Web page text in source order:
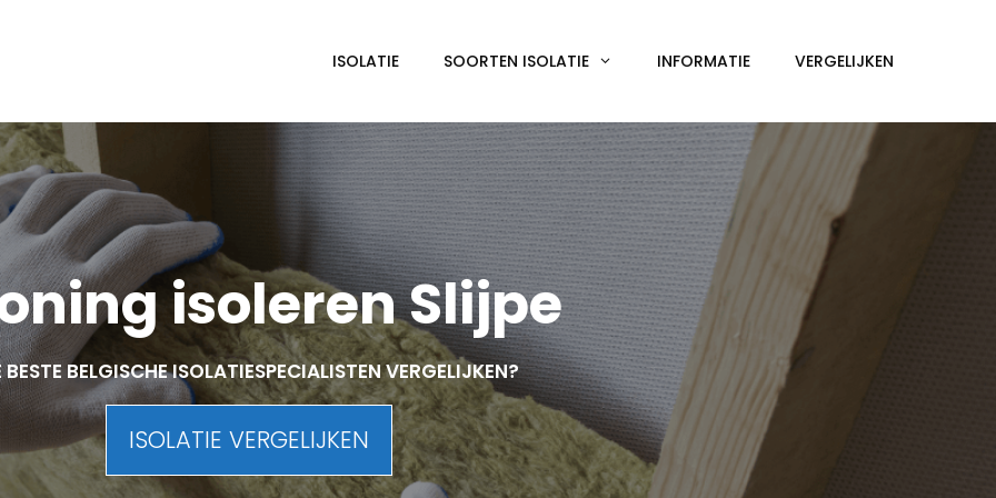
ISOLATIE SOORTEN ISOLATIE INFORMATIE VERGELIJKEN
isoleren Slijpe
BESTE BELGISCHE ISOLATIESPECIALISTEN VERGELIJKEN?
ISOLATIE VERGELIJKEN